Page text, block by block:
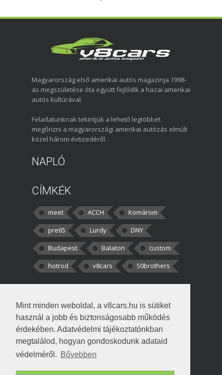
Mint minden weboldal, a v8cars.hu is sütiket
használ a jobb és biztonságosabb működés
érdekében. Adatvédelmi tájékoztatónkban
megtalálod, hogyan gondoskodunk adataid
védelméről. Bővebben
Magyarország első amerikai autós magazinja 1998-
as megszületése óta együtt fejlődik a hazai amerikai
autós kultúrával.
Feladatunknak tekintjük a lehető legtöbbet
megőrizni a magyarországi amerikai autózás elmúlt
közel három évtizedéről.
NAPLÓ
CÍMKÉK
meet ACCH
Komárom
pre65
Lurdy
DNY
Budapest
Balaton
custom
hotrod
v8cars 50brothers
kortisz:Elszúrtam! Én csak két
darabbaal számoltam. Nem tudtam, hogy fél autót,
Béke:
!fasza Örültem is nagyon, amikor